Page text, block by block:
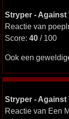
Stryper - Against
Reactie van
Score: 40 / 100
Ook een
Stryper - Against
Reactie van Een